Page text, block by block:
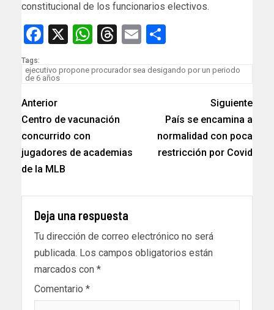
constitucional de los funcionarios electivos.
Facebook
X WhatsApp
Threads
Email
Tags:
ejecutivo propone procurador sea desigando por un periodo
de 6 años
Anterior
Centro de vacunación
concurrido con
jugadores de academias
de la MLB
Siguiente
País se encamina a
normalidad con poca
restricción por Covid
Deja una respuesta
Tu dirección de correo electrónico no será
publicada. Los campos obligatorios están
marcados con *
Comentario *